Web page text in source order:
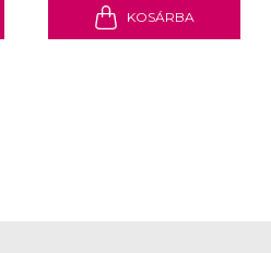
KOSÁRBA